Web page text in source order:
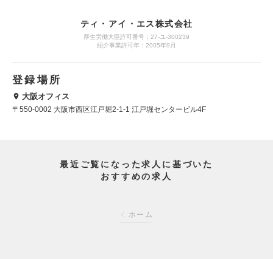
ティ・アイ・エス株式会社
厚生労働大臣許可番号：27-ユ-300239
紹介事業許可年：2005年9月
登録場所
大阪オフィス
〒550-0002 大阪市西区江戸堀2-1-1 江戸堀センタービル4F
最近ご覧になった求人に基づいた
おすすめの求人
ホーム